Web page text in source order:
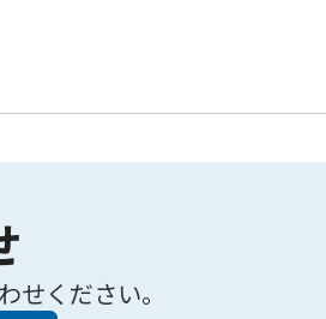
せください。